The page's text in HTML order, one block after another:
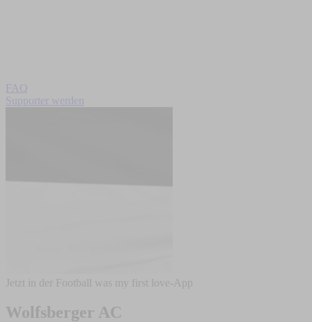
FAQ
Supporter werden
Jetzt in der Football was my first love-App
Wolfsberger AC